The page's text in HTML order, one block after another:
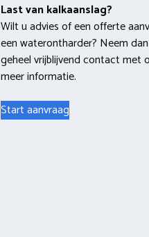
Last van kalkaanslag?
Wilt u advies of een offerte
een waterontharder? Neem
geheel vrijblijvend contact met
meer informatie.
Start aanvraag